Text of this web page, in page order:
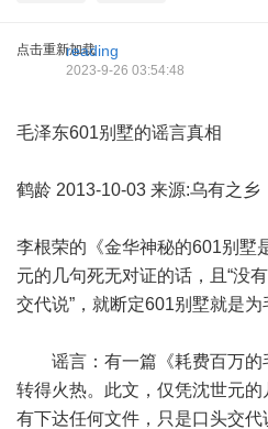
点击重新加载
reading
2023-9-26 03:54:48
毛泽东601别墅的谣言真相
鹤龄 2013-10-03 来源:乌有之乡
李根荣的《金华神秘的601别墅
元的几句死无对证的话，且“没
交代说”，就断定601别墅就是为
谣言：有一篇《耗费百万的
转得火热。此文，仅凭沈世元的
有下达任何文件，只是口头交代